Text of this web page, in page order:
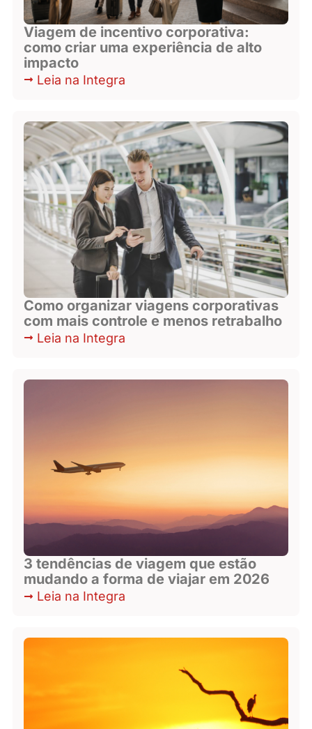
Viagem de incentivo corporativa:
como criar uma experiência de alto
impacto
Leia na Integra
Como organizar viagens corporativas
com mais controle e menos retrabalho
Leia na Integra
3 tendências de viagem que estão
mudando a forma de viajar em 2026
Leia na Integra